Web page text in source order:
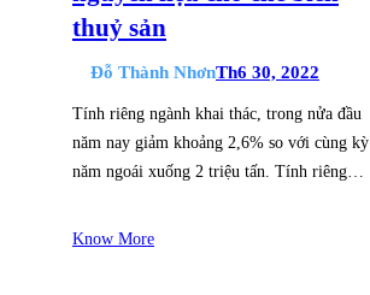
thuỷ sản
Đỗ Thành NhơnTh6 30, 2022
Tính riêng ngành khai thác, trong nửa đầu
năm nay giảm khoảng 2,6% so với cùng kỳ
năm ngoái xuống 2 triệu tấn. Tính riêng…
Know More